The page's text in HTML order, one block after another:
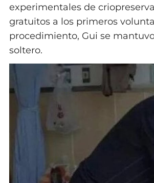
experimentales de
gratuitos a los primeros
procedimiento, Gui se
soltero.